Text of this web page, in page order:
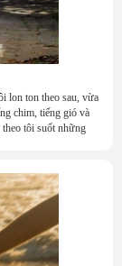
lon ton theo sau, vừa
chim, tiếng gió và
theo tôi suốt những